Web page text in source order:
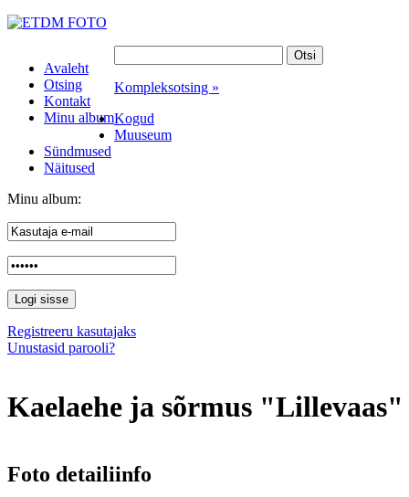
Avaleht
Otsing
Kontakt
Minu album
Kompleksotsing »
Kogud
Muuseum
Sündmused
Näitused
Minu album:
Registreeru kasutajaks
Unustasid parooli?
Kaelaehe ja sõrmus "Lillevaas"
Foto detailiinfo